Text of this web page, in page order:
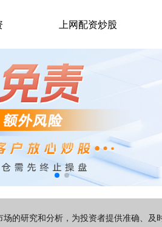
上网配资炒股
研究和分析，为投资者提供准确、及